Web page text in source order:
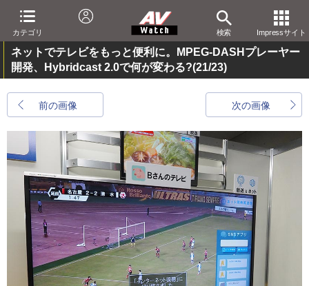
カテゴリ 検索 Impressサイト
ネットでテレビをもっと便利に。MPEG-DASHプレーヤー
開発、Hybridcast 2.0で何が変わる?(21/23)
前の画像 次の画像